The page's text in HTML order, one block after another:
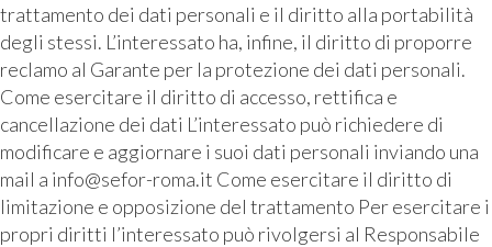
trattamento dei dati personali e il diritto alla portabilità
degli stessi. L’interessato ha, infine, il diritto di proporre
reclamo al Garante per la protezione dei dati personali.
Come esercitare il diritto di accesso, rettifica e
cancellazione dei dati L’interessato può richiedere di
modificare e aggiornare i suoi dati personali inviando una
mail a info@sefor-roma.it Come esercitare il diritto di
limitazione e opposizione del trattamento Per esercitare i
propri diritti l’interessato può rivolgersi al Responsabile